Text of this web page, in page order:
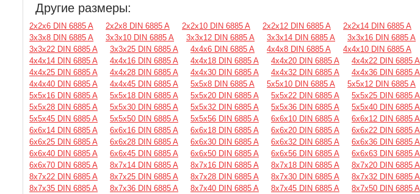
Другие размеры:
2х2х6 DIN 6885 A 2х2х8 DIN 6885 A 2х2х10 DIN 6885 A 2х2х12 DIN 6885 A 2х2х14 DIN 6885 A
3х3х8 DIN 6885 A
3х3х10 DIN 6885 A 3х3х12 DIN 6885 A 3х3х14 DIN 6885 A 3х3х16 DIN 6885 A
3х3х22 DIN 6885 A
3х3х25 DIN 6885 A 4х4х6 DIN 6885 A 4х4х8 DIN 6885 A 4х4х10 DIN 6885 A
4х4х14 DIN 6885 A
4х4х16 DIN 6885 A 4х4х18 DIN 6885 A 4х4х20 DIN 6885 A
4х4х22 DIN 6885 A
4х4х25 DIN 6885 A
4х4х28 DIN 6885 A 4х4х30 DIN 6885 A 4х4х32 DIN 6885 A
4х4х36 DIN 6885 A
4х4х40 DIN 6885 A
4х4х45 DIN 6885 A 5х5х8 DIN 6885 A 5х5х10 DIN 6885 A 5х5х12 DIN 6885 A
5х5х16 DIN 6885 A
5х5х18 DIN 6885 A 5х5х20 DIN 6885 A 5х5х22 DIN 6885 A
5х5х25 DIN 6885 A
5х5х28 DIN 6885 A
5х5х30 DIN 6885 A 5х5х32 DIN 6885 A 5х5х36 DIN 6885 A
5х5х40 DIN 6885 A
5х5х45 DIN 6885 A
5х5х50 DIN 6885 A 5х5х56 DIN 6885 A 6х6х10 DIN 6885 A
6х6х12 DIN 6885 A
6х6х14 DIN 6885 A
6х6х16 DIN 6885 A 6х6х18 DIN 6885 A 6х6х20 DIN 6885 A
6х6х22 DIN 6885 A
6х6х25 DIN 6885 A
6х6х28 DIN 6885 A 6х6х30 DIN 6885 A 6х6х32 DIN 6885 A
6х6х36 DIN 6885 A
6х6х40 DIN 6885 A
6х6х45 DIN 6885 A 6х6х50 DIN 6885 A 6х6х56 DIN 6885 A
6х6х63 DIN 6885 A
6х6х70 DIN 6885 A
8х7х14 DIN 6885 A 8х7х16 DIN 6885 A 8х7х18 DIN 6885 A
8х7х20 DIN 6885 A
8х7х22 DIN 6885 A
8х7х25 DIN 6885 A 8х7х28 DIN 6885 A 8х7х30 DIN 6885 A
8х7х32 DIN 6885 A
8х7х35 DIN 6885 A
8х7х36 DIN 6885 A 8х7х40 DIN 6885 A 8х7х45 DIN 6885 A
8х7х50 DIN 6885 A